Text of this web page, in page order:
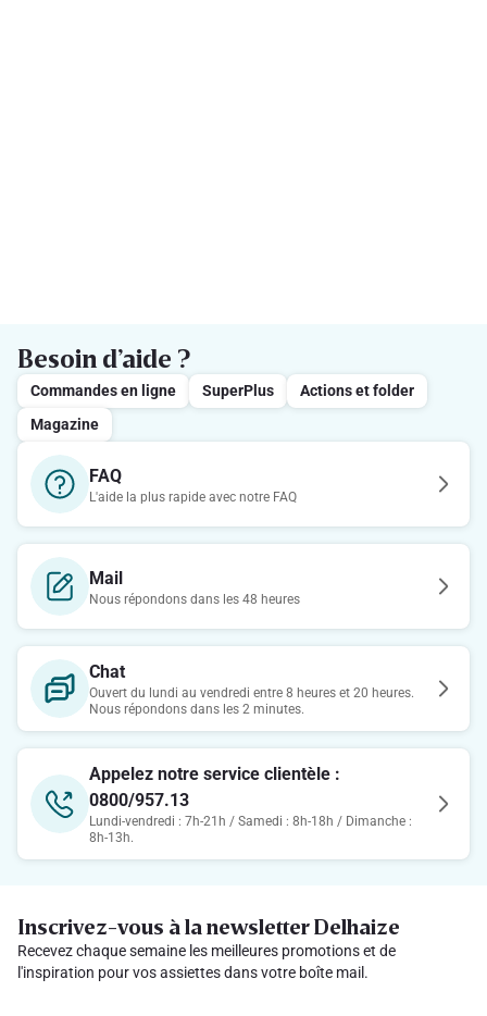
Besoin d’aide ?
Commandes en ligne SuperPlus
Actions et folder
Magazine
FAQ
L'aide la plus rapide avec notre FAQ
Mail
Nous répondons dans les 48 heures
Chat
Ouvert du lundi au vendredi entre 8 heures et 20 heures.
Nous répondons dans les 2 minutes.
Appelez notre service clientèle :
0800/957.13
Lundi-vendredi : 7h-21h / Samedi : 8h-18h / Dimanche :
8h-13h.
Inscrivez-vous à la newsletter Delhaize
Recevez chaque semaine les meilleures promotions et de
l'inspiration pour vos assiettes dans votre boîte mail.